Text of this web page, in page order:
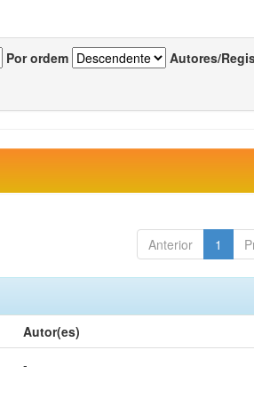
Por ordem Autores/
Anterior 1
Autor(es)
-